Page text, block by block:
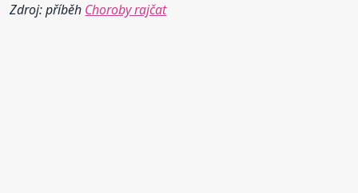
Zdroj: příběh Choroby rajčat